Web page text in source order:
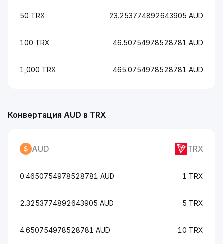
50 TRX 23.253774892643905 AUD
100 TRX 46.50754978528781 AUD
1,000 TRX 465.0754978528781 AUD
Конвертация AUD в TRX
AUD TRX
0.4650754978528781 AUD 1 TRX
2.3253774892643905 AUD 5 TRX
4.650754978528781 AUD 10 TRX